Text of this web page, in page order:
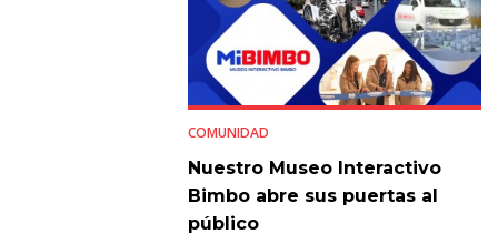
COMUNIDAD
Nuestro Museo Interactivo
Bimbo abre sus puertas al
público